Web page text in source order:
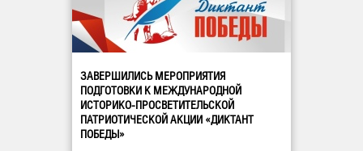
ЗАВЕРШИЛИСЬ МЕРОПРИЯТИЯ
ПОДГОТОВКИ К МЕЖДУНАРОДНОЙ
ИСТОРИКО-ПРОСВЕТИТЕЛЬСКОЙ
ПАТРИОТИЧЕСКОЙ АКЦИИ «ДИКТАНТ
ПОБЕДЫ»